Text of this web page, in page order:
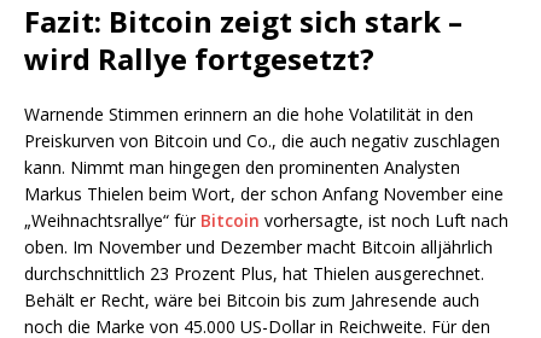
Fazit: Bitcoin zeigt sich stark –
wird Rallye fortgesetzt?
Warnende Stimmen erinnern an die hohe Volatilität in den
Preiskurven von Bitcoin und Co., die auch negativ zuschlagen
kann. Nimmt man hingegen den prominenten Analysten
Markus Thielen beim Wort, der schon Anfang November eine
„Weihnachtsrallye“ für Bitcoin vorhersagte, ist noch Luft nach
oben. Im November und Dezember macht Bitcoin alljährlich
durchschnittlich 23 Prozent Plus, hat Thielen ausgerechnet.
Behält er Recht, wäre bei Bitcoin bis zum Jahresende auch
noch die Marke von 45.000 US-Dollar in Reichweite. Für den